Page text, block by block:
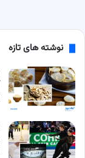
نوشته های تازه